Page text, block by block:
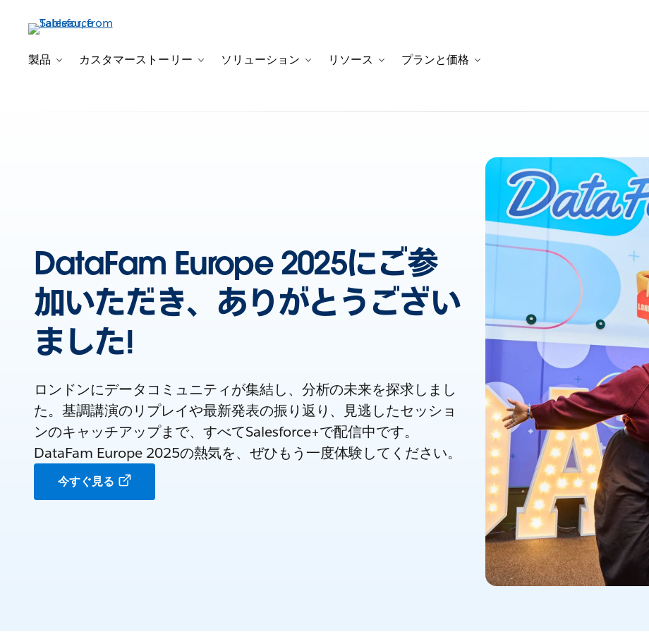
製品
Toggle sub-navigation for 製品
カスタマーストーリー
Toggle sub-navigation for カスタマーストーリー
ソリューション
Toggle sub-navigation for ソリューション
リソース
Toggle sub-navigation for リソース
プランと価格
Toggle sub-navigation for プラ
DataFam Europe 2025にご参
加いただき、ありがとうござい
ました!
ロンドンにデータコミュニティが集結し、分析の未来を探求しまし
た。基調講演のリプレイや最新発表の振り返り、見逃したセッショ
ンのキャッチアップまで、すべてSalesforce+で配信中です。
DataFam Europe 2025の熱気を、ぜひもう一度体験してください。
今すぐ見る